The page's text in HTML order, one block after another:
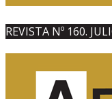
REVISTA Nº 160.